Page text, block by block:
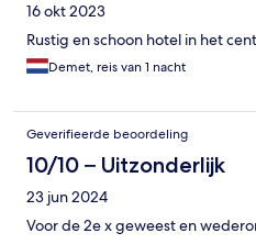
16 okt 2023
Rustig en schoon hotel in het
Demet, reis van 1 nacht
Geverifieerde beoordeling
10/10 – Uitzonderlijk
23 jun 2024
Voor de 2e x geweest en